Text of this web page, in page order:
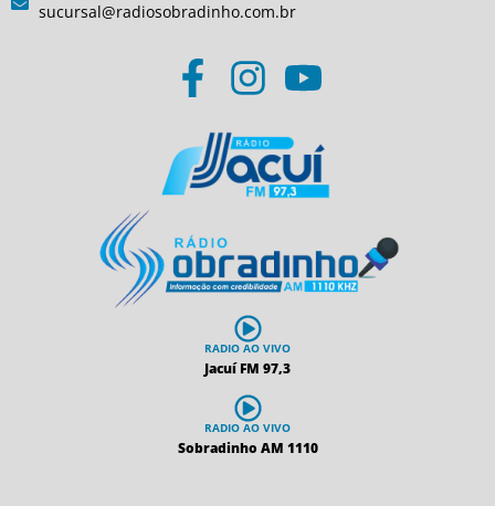
sucursal@radiosobradinho.com.br
RADIO AO VIVO
Jacuí FM 97,3
RADIO AO VIVO
Sobradinho AM 1110